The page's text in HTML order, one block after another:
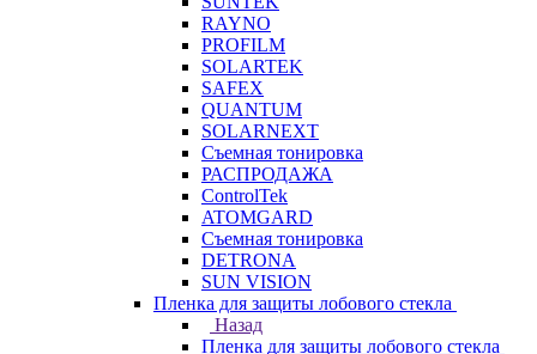
RAYNO
PROFILM
SOLARTEK
SAFEX
QUANTUM
SOLARNEXT
Съемная тонировка
РАСПРОДАЖА
ControlTek
ATOMGARD
Съемная тонировка
DETRONA
SUN VISION
Пленка для защиты лобового стекла
Назад
Пленка для защиты лобового стекла